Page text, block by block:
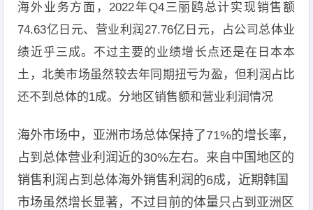
海外业务方面，2022年Q4三丽鸥总计实现销售额
74.63亿日元、营业利润27.76亿日元，占公司总体业
绩近乎三成。不过主要的业绩增长点还是在日本本
土，北美市场虽然较去年同期扭亏为盈，但利润占比
还不到总体的1成。分地区销售额和营业利润情况
海外市场中，亚洲市场总体保持了71%的增长率，
占到总体营业利润近的30%左右。来自中国地区的
销售利润占到总体海外销售利润的6成，近期韩国
市场虽然增长显著，不过目前的体量只占到亚洲区